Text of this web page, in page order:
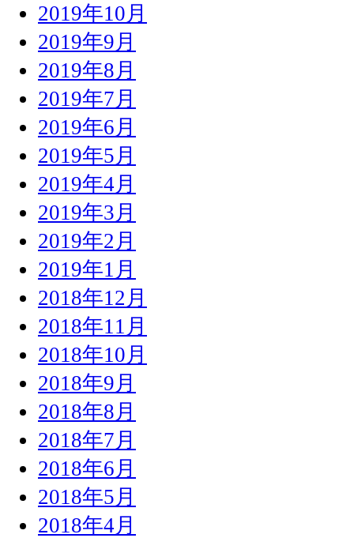
2019年10月
2019年9月
2019年8月
2019年7月
2019年6月
2019年5月
2019年4月
2019年3月
2019年2月
2019年1月
2018年12月
2018年11月
2018年10月
2018年9月
2018年8月
2018年7月
2018年6月
2018年5月
2018年4月